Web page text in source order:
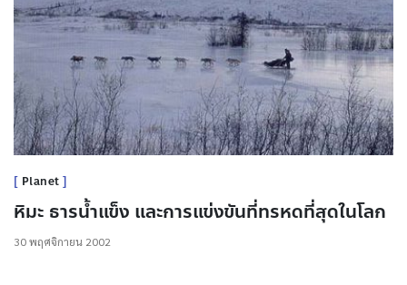
Planet
หิมะ ธารน้ำแข็ง และการแข่งขันที่ทรหดที่สุดในโลก
30 พฤศจิกายน 2002